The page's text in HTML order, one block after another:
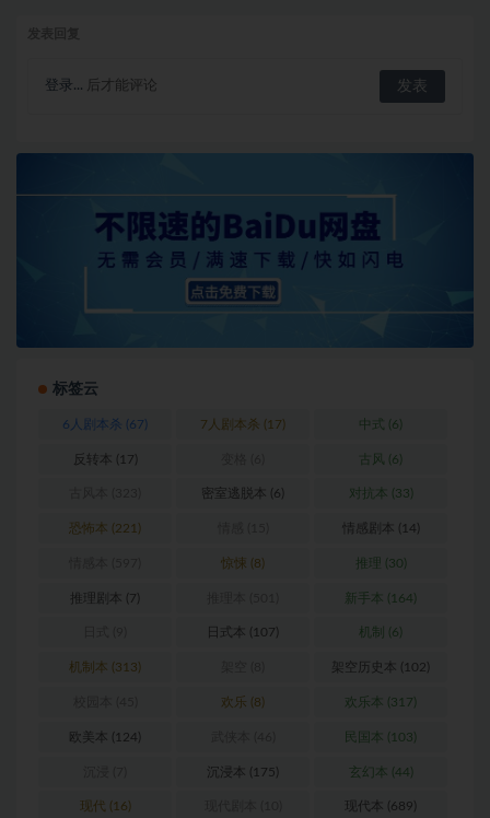
登录... 后才能评论
标签云
6人剧本杀 (67) 7人剧本杀 (17) 中式 (6)
反转本 (17) 古风 (6)
密室逃脱本 (6) 对抗本 (33)
恐怖本 (221) 情感剧本 (14)
惊悚 (8) 推理 (30)
推理剧本 (7) 新手本 (164)
日式本 (107) 机制 (6)
机制本 (313) 架空历史本 (102)
欢乐 (8) 欢乐本 (317)
欧美本 (124) 民国本 (103)
沉浸本 (175) 玄幻本 (44)
现代 (16) 现代本 (689)